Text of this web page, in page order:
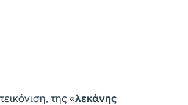
της «λεκάνης